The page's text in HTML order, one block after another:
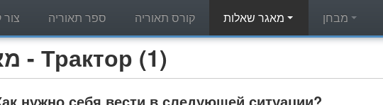
קורס תאוריה ספר תאוריה
מאגר שאלות תאוריה - Трактор (1)